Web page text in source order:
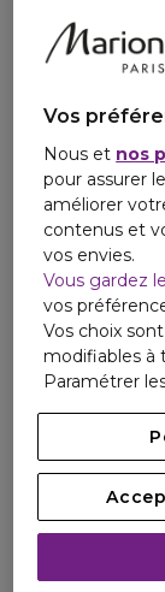
Ingrédients
Personne
Email
https://
Vos
Nous et nos
pour assurer
améliorer
contenus et
vos envies.
Vous gardez
vos
Vos choix
modifiables à
Paramétrer